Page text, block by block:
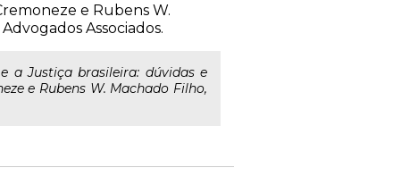
e Rubens W.
Associados.
a Justiça brasileira: dúvidas e
e Rubens W. Machado Filho,